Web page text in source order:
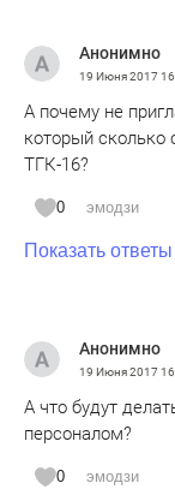
Анонимно
19 Июня 2017
А почему не
который сколько
ТГК-16?
0 эмодзи
Показать
Анонимно
19 Июня 2017
А что будут
персоналом?
0 эмодзи